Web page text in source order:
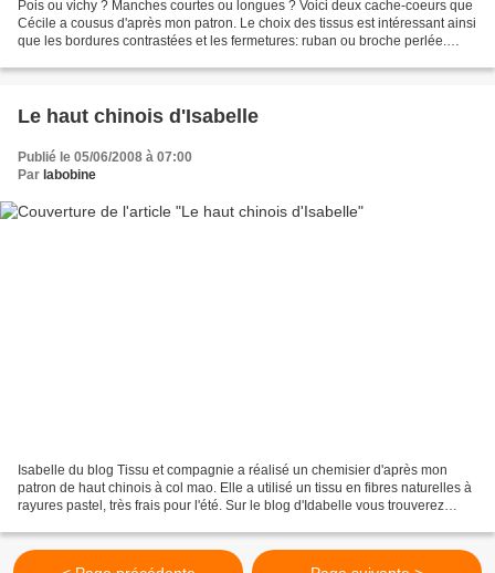
Pois ou vichy ? Manches courtes ou longues ? Voici deux cache-coeurs que
Cécile a cousus d'après mon patron. Le choix des tissus est intéressant ainsi
que les bordures contrastées et les fermetures: ruban ou broche perlée.
Le haut chinois d'Isabelle
Publié le 05/06/2008 à 07:00
Par labobine
Isabelle du blog Tissu et compagnie a réalisé un chemisier d'après mon
patron de haut chinois à col mao. Elle a utilisé un tissu en fibres naturelles à
rayures pastel, très frais pour l'été. Sur le blog d'Idabelle vous trouverez